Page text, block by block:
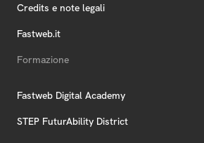
Credits e note legali
Fastweb.it
Formazione
Fastweb Digital Academy
STEP FuturAbility District